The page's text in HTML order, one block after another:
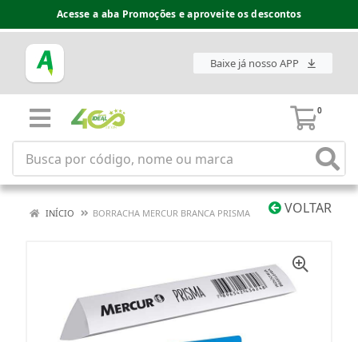
Acesse a aba Promoções e aproveite os descontos
Baixe já nosso APP
0
VOLTAR
INÍCIO BORRACHA MERCUR BRANCA PRISMA